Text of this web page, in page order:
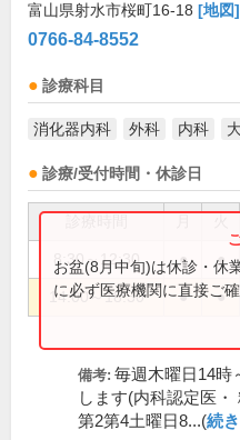
富山県射水市桜町16-18 [地図]
0766-84-8552
診療科目
消化器内科 外科 内科
診療/受付時間・休診日
8:30～12:30 ● ●
14:00～18:30 ● ●
お盆(8月中旬)は休診・休
に必ず医療機関に直接ご確
備考: 毎週木曜日14時
します(内科認定医・
第2第4土曜日8...(続